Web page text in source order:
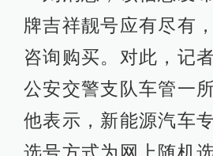
牌吉祥靓号应有尽有
咨询购买。对此，记
公安交警支队车管一
他表示，新能源汽车